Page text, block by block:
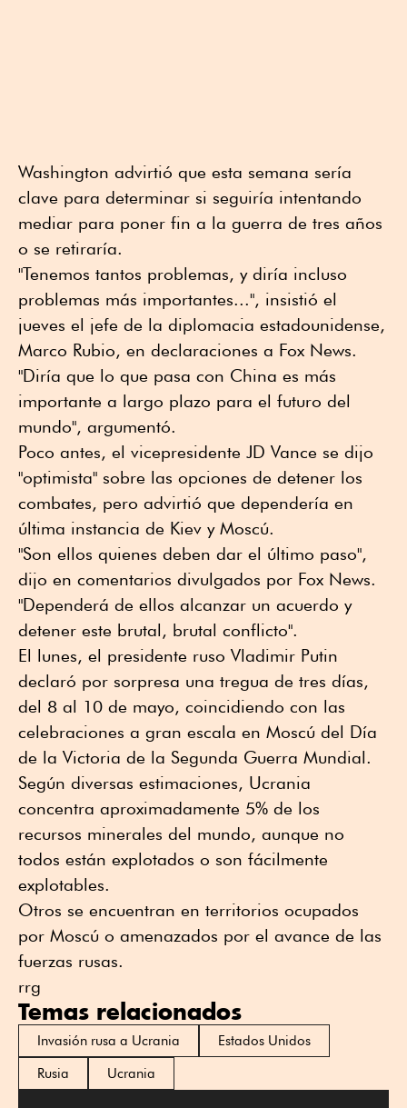
Washington advirtió que esta semana sería
clave para determinar si seguiría intentando
mediar para poner fin a la guerra de tres años
o se retiraría.
"Tenemos tantos problemas, y diría incluso
problemas más importantes...", insistió el
jueves el jefe de la diplomacia estadounidense,
Marco Rubio, en declaraciones a Fox News.
"Diría que lo que pasa con China es más
importante a largo plazo para el futuro del
mundo", argumentó.
Poco antes, el vicepresidente JD Vance se dijo
"optimista" sobre las opciones de detener los
combates, pero advirtió que dependería en
última instancia de Kiev y Moscú.
"Son ellos quienes deben dar el último paso",
dijo en comentarios divulgados por Fox News.
"Dependerá de ellos alcanzar un acuerdo y
detener este brutal, brutal conflicto".
El lunes, el presidente ruso Vladimir Putin
declaró por sorpresa una tregua de tres días,
del 8 al 10 de mayo, coincidiendo con las
celebraciones a gran escala en Moscú del Día
de la Victoria de la Segunda Guerra Mundial.
Según diversas estimaciones, Ucrania
concentra aproximadamente 5% de los
recursos minerales del mundo, aunque no
todos están explotados o son fácilmente
explotables.
Otros se encuentran en territorios ocupados
por Moscú o amenazados por el avance de las
fuerzas rusas.
rrg
Temas relacionados
Invasión rusa a Ucrania
Estados Unidos
Rusia
Ucrania